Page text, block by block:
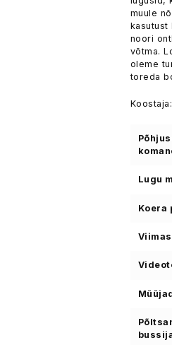
muule
kasutust
noori
võtma.
oleme
toreda
Lugu
Koera